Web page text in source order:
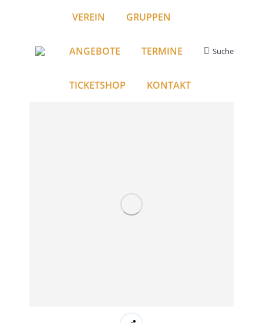
VEREIN GRUPPEN
ANGEBOTE TERMINE
TICKETSHOP KONTAKT
Search:
Suche